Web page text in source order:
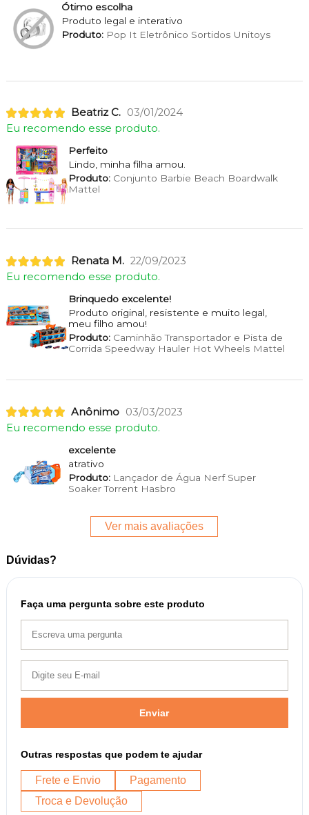
Ótimo escolha
Produto legal e interativo
Produto:Pop It Eletrônico Sortidos Unitoys
Beatriz C. 03/01/2024
Eu recomendo esse produto.
Perfeito
Lindo, minha filha amou.
Produto:Conjunto Barbie Beach Boardwalk
Mattel
Renata M. 22/09/2023
Eu recomendo esse produto.
Brinquedo excelente!
Produto original, resistente e muito legal,
meu filho amou!
Produto:Caminhão Transportador e Pista de
Corrida Speedway Hauler Hot Wheels Mattel
Anônimo 03/03/2023
Eu recomendo esse produto.
excelente
atrativo
Produto:Lançador de Água Nerf Super
Soaker Torrent Hasbro
Ver mais avaliações
Dúvidas?
Faça uma pergunta sobre este produto
Enviar
Outras respostas que podem te ajudar
Frete e Envio
Pagamento
Troca e Devolução